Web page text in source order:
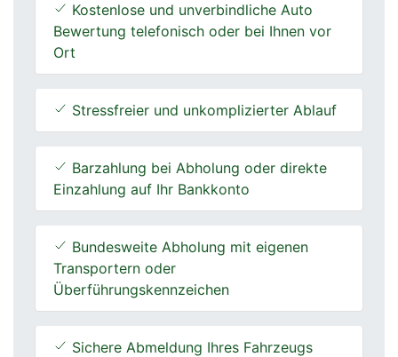
Kostenlose und unverbindliche Auto
Bewertung telefonisch oder bei Ihnen vor
Ort
Stressfreier und unkomplizierter Ablauf
Barzahlung bei Abholung oder direkte
Einzahlung auf Ihr Bankkonto
Bundesweite Abholung mit eigenen
Transportern oder
Überführungskennzeichen
Sichere Abmeldung Ihres Fahrzeugs